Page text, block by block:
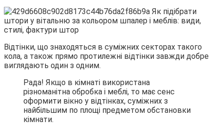
Відтінки, що знаходяться в суміжних секторах такого
кола, а також прямо протилежні відтінки завжди добре
виглядають один з одним.
Рада! Якщо в кімнаті використана
різноманітна обробка і меблі, то має сенс
оформити вікно у відтінках, суміжних з
найбільшим по площі предметом обстановки
кімнати.